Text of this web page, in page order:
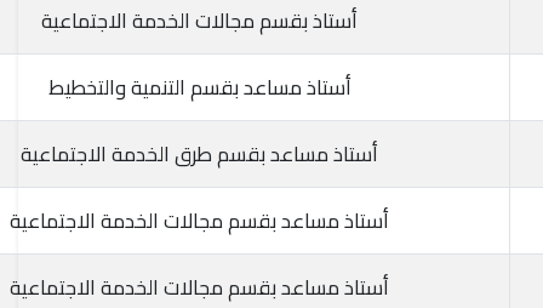
أستاذ بقسم مجالات الخدمة الاجتماعية
أستاذ مساعد بقسم التنمية والتخطيط
أستاذ مساعد بقسم طرق الخدمة الاجتماعية
أستاذ مساعد بقسم مجالات الخدمة الاجتماعية
أستاذ مساعد بقسم مجالات الخدمة الاجتماعية